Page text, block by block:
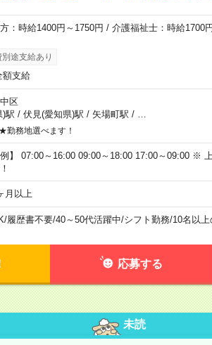
：時給1400円～1750円 / 介護福祉士：時給1700
途支給あり
額支給
区
)駅 / 伏見(愛知県)駅 / 矢場町駅 /
務地選べます！
例】 07:00～16:00 09:00～18:00 17:00～09:00 ※
月以上
/履歴書不要/40～50代活躍中/シフト勤務/10名以
応募する
未読